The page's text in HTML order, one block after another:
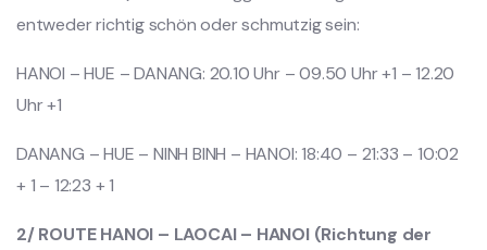
entweder richtig schön oder schmutzig sein:
HANOI – HUE – DANANG: 20.10 Uhr – 09.50 Uhr +1 – 12.20
Uhr +1
DANANG – HUE – NINH BINH – HANOI: 18:40 – 21:33 – 10:02
+ 1 – 12:23 + 1
2/ ROUTE HANOI – LAOCAI – HANOI (Richtung der